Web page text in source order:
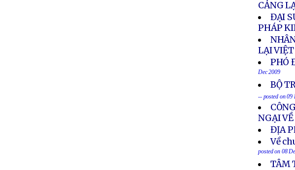
CẢNG
ĐẠI
PHÁP
LẠI
PHÓ
Dec 2009
BỘ
-- posted on 09
NGẠI
ĐỊA
Về
posted on 08
TÂM